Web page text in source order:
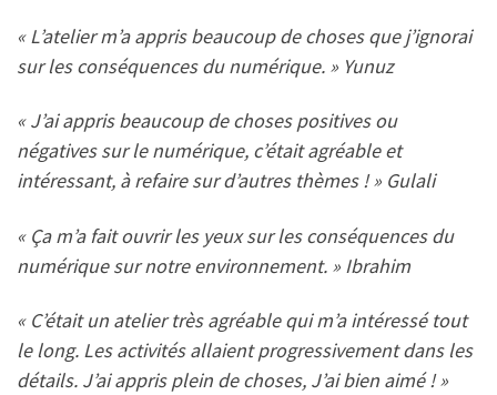
« L’atelier m’a appris beaucoup de choses que j’ignorai
sur les conséquences du numérique. » Yunuz
« J’ai appris beaucoup de choses positives ou
négatives sur le numérique, c’était agréable et
intéressant, à refaire sur d’autres thèmes ! » Gulali
« Ça m’a fait ouvrir les yeux sur les conséquences du
numérique sur notre environnement. » Ibrahim
« C’était un atelier très agréable qui m’a intéressé tout
le long. Les activités allaient progressivement dans les
détails. J’ai appris plein de choses, J’ai bien aimé ! »